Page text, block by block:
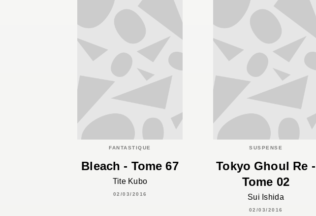
FANTASTIQUE
Bleach - Tome 67
Tite Kubo
02/03/2016
SUSPENSE
Tokyo Ghoul Re -
Tome 02
Sui Ishida
02/03/2016